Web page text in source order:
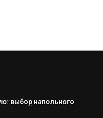
выбор напольного